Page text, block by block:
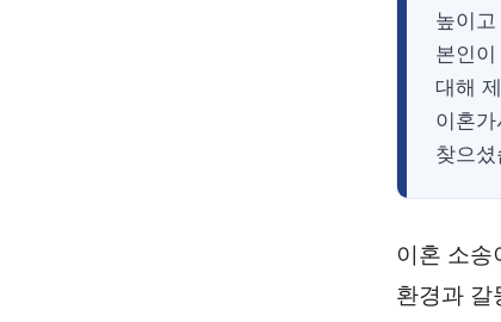
높이
본인
대해
이혼
찾으
이혼 소송
환경과 갈